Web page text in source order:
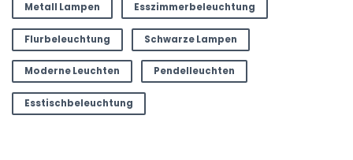
Metall Lampen Esszimmerbeleuchtung
Flurbeleuchtung Schwarze Lampen
Moderne Leuchten Pendelleuchten
Esstischbeleuchtung